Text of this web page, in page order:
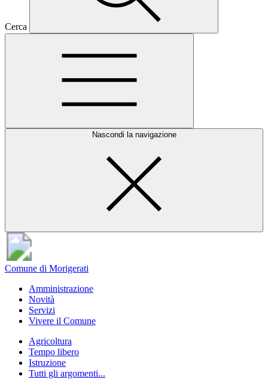
Cerca
Nascondi la navigazione
Comune di Morigerati
Amministrazione
Novità
Servizi
Vivere il Comune
Agricoltura
Tempo libero
Istruzione
Tutti gli argomenti...